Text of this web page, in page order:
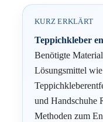
KURZ ERKLÄRT
Teppichkleber
Benötigte
Lösungsmittel
und Handschuhe
Methoden zum